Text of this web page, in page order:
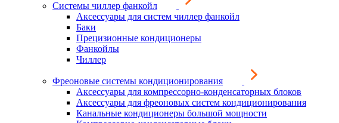
Системы чиллер фанкойл
Аксессуары для систем чиллер фанкойл
Баки
Прецизионные кондиционеры
Фанкойлы
Чиллер
Фреоновые системы кондиционирования
Аксессуары для компрессорно-конденсаторных блоков
Аксессуары для фреоновых систем кондиционирования
Канальные кондиционеры большой мощности